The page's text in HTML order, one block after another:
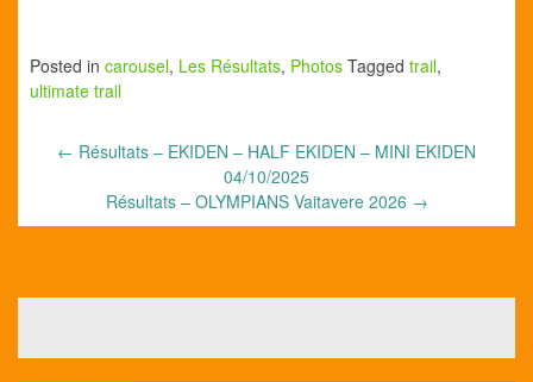
Posted in carousel, Les Résultats, Photos Tagged trail,
ultimate trail
← Résultats – EKIDEN – HALF EKIDEN – MINI EKIDEN
04/10/2025
Résultats – OLYMPIANS Vaitavere 2026 →